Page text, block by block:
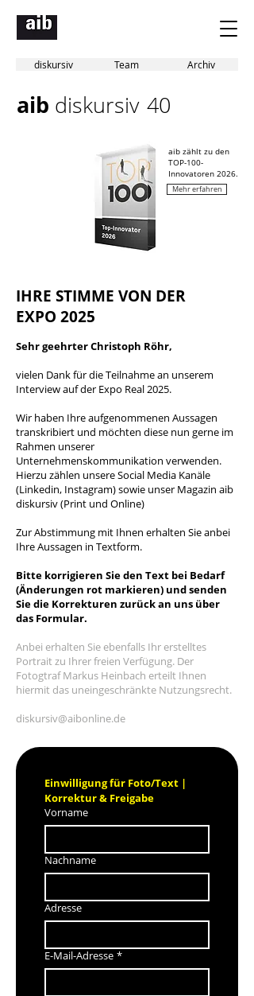
aib diskursiv 40
diskursiv Team Archiv
aib zählt zu den
TOP-100-
Innovatoren 2026.
Mehr erfahren
IHRE STIMME VON DER
EXPO 2025
Sehr geehrter Christoph Röhr,
vielen Dank für die Teilnahme an unserem
Interview auf der Expo Real 2025.
Wir haben Ihre aufgenommenen Aussagen
transkribiert und möchten diese nun gerne im
Rahmen unserer
Unternehmenskommunikation verwenden.
Hierzu zählen unsere Social Media Kanäle
(Linkedin, Instagram) sowie unser Magazin aib
diskursiv (Print und Online)
Zur Abstimmung mit Ihnen erhalten Sie anbei
Ihre Aussagen in Textform.
Bitte korrigieren Sie den Text bei Bedarf
(Änderungen rot markieren) und senden
Sie die Korrekturen zurück an uns über
das Formular.
Anbei erhalten Sie ebenfalls Ihr erstelltes
Portrait zu Ihrer freien Verfügung. Der
Fotogtraf Markus Heinbach erteilt Ihnen
hiermit das uneingeschränkte Nutzungsrecht.
diskursiv@aibonline.de
Einwilligung für Foto/Text |
Korrektur & Freigabe
Vorname
Nachname
Adresse
E-Mail-Adresse *